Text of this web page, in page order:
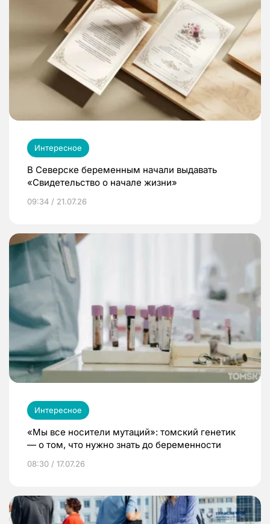
Интересное
В Северске беременным начали выдавать
«Свидетельство о начале жизни»
09:34 / 21.07.26
Интересное
«Мы все носители мутаций»: томский генетик
— о том, что нужно знать до беременности
08:30 / 17.07.26